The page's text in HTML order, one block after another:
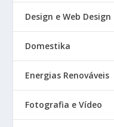
Design e Web Design
Domestika
Energias Renováveis
Fotografia e Vídeo